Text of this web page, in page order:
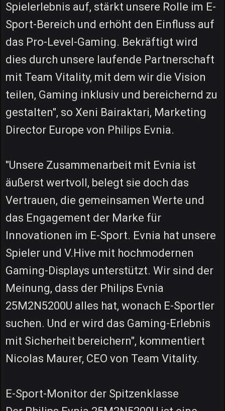
Spielerlebnis auf, stärkt unsere Rolle im E-
Sport-Bereich und erhöht den Einfluss auf
das Pro-Level-Gaming. Bekräftigt wird
dies durch unsere laufende Partnerschaft
mit Team Vitality, mit dem wir die Vision
teilen, Gaming inklusiv und bereichernd zu
gestalten", so Xeni Bairaktari, Marketing
Director Europe von Philips Evnia.
"Unsere Zusammenarbeit mit Evnia ist
äußerst wertvoll, belegt sie doch das
Vertrauen, die gemeinsamen Werte und
das Engagement der Marke für
Innovationen im E-Sport. Evnia hat unsere
Spieler und V.Hive mit hochmodernen
Gaming-Displays unterstützt. Wir sind der
Meinung, dass der Philips Evnia
25M2N5200U alles hat, wonach E-Sportler
suchen. Und er wird das Gaming-Erlebnis
mit Sicherheit bereichern", kommentiert
Nicolas Maurer, CEO von Team Vitality.
E-Sport-Monitor der Spitzenklasse